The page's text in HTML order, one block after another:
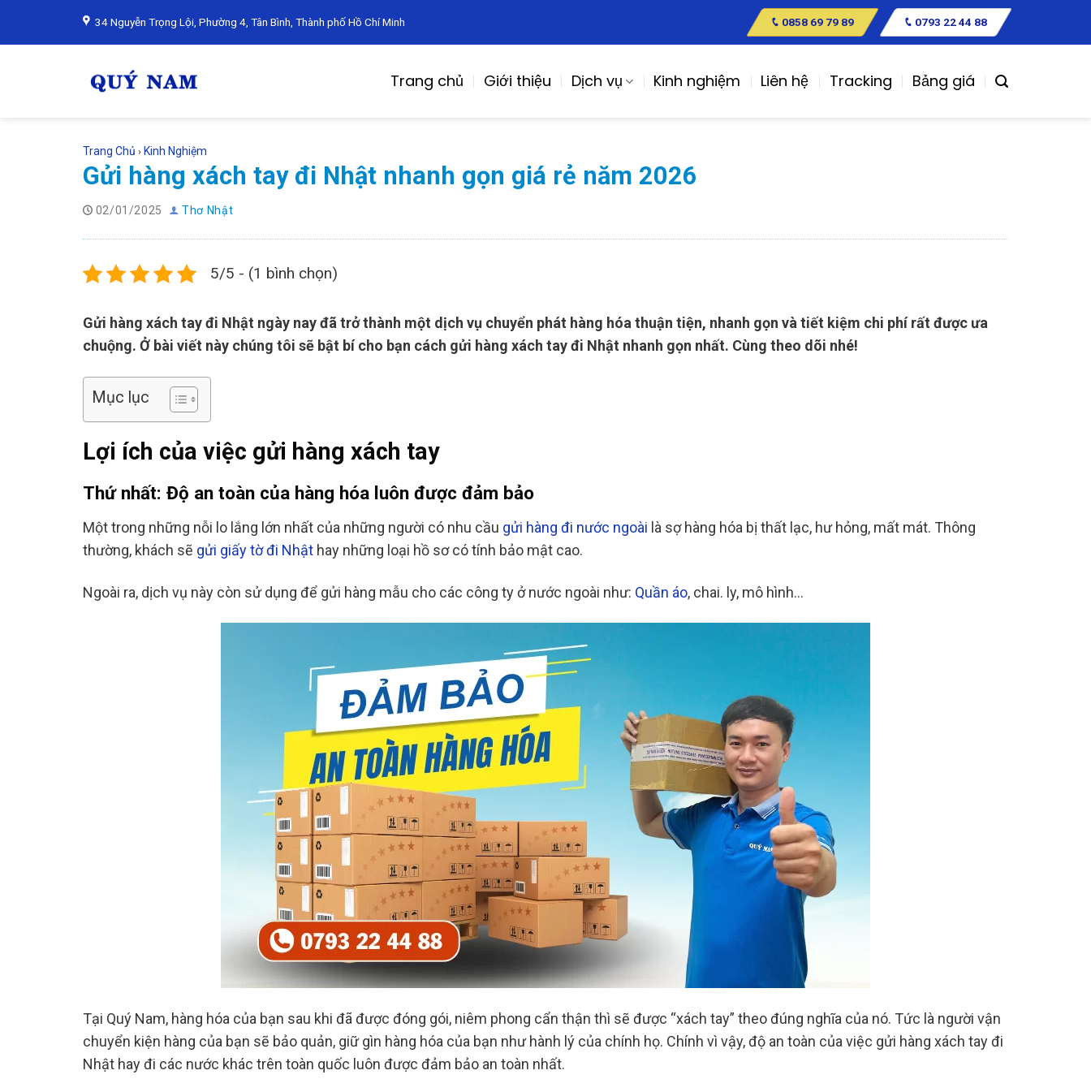
34 Nguyễn Trọng Lội, Phường 4, Tân Bình, Thành phố Hồ Chí Minh 0858 69 79 89 0793 22 44 88
Trang chủ Giới thiệu Dịch vụ Kinh nghiệm Liên hệ Tracking Bảng giá
Trang Chủ › Kinh Nghiệm
Gửi hàng xách tay đi Nhật nhanh gọn giá rẻ năm 2026
02/01/2025 Thơ Nhật
5/5 - (1 bình chọn)
Gửi hàng xách tay đi Nhật ngày nay đã trở thành một dịch vụ chuyển phát hàng hóa thuận tiện, nhanh gọn và tiết kiệm chi phí rất được ưa
chuộng. Ở bài viết này chúng tôi sẽ bật bí cho bạn cách gửi hàng xách tay đi Nhật nhanh gọn nhất. Cùng theo dõi nhé!
Mục lục
Lợi ích của việc gửi hàng xách tay
Thứ nhất: Độ an toàn của hàng hóa luôn được đảm bảo
Một trong những nỗi lo lắng lớn nhất của những người có nhu cầu gửi hàng đi nước ngoài là sợ hàng hóa bị thất lạc, hư hỏng, mất mát. Thông
thường, khách sẽ gửi giấy tờ đi Nhật hay những loại hồ sơ có tính bảo mật cao.
Ngoài ra, dịch vụ này còn sử dụng để gửi hàng mẫu cho các công ty ở nước ngoài như: Quần áo, chai. ly, mô hình…
Tại Quý Nam, hàng hóa của bạn sau khi đã được đóng gói, niêm phong cẩn thận thì sẽ được “xách tay” theo đúng nghĩa của nó. Tức là người vận
chuyển kiện hàng của bạn sẽ bảo quản, giữ gìn hàng hóa của bạn như hành lý của chính họ. Chính vì vậy, độ an toàn của việc gửi hàng xách tay đi
Nhật hay đi các nước khác trên toàn quốc luôn được đảm bảo an toàn nhất.